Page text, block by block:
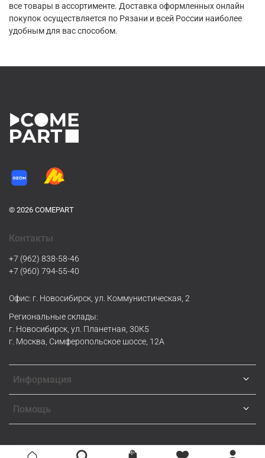
все товары в ассортименте. Доставка оформленных онлайн
покупок осуществляется по Рязани и всей России наиболее
удобным для вас способом.
© 2026 COMEPART
Информация
Помощь
Контакты
+7 (962) 838-58-46
+7 (960) 794-55-40
Офис: г. Новосибирск, ул. Коммунистическая, 2
Региональные склады:
г. Новосибирск, ул. Планетная, 30К5
г. Москва, Симферопольское шоссе, 12А